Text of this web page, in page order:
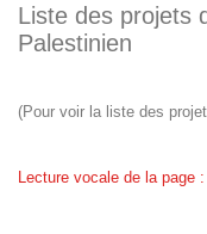
Liste des projets
Palestinien
(Pour voir la liste des
Lecture vocale de la page